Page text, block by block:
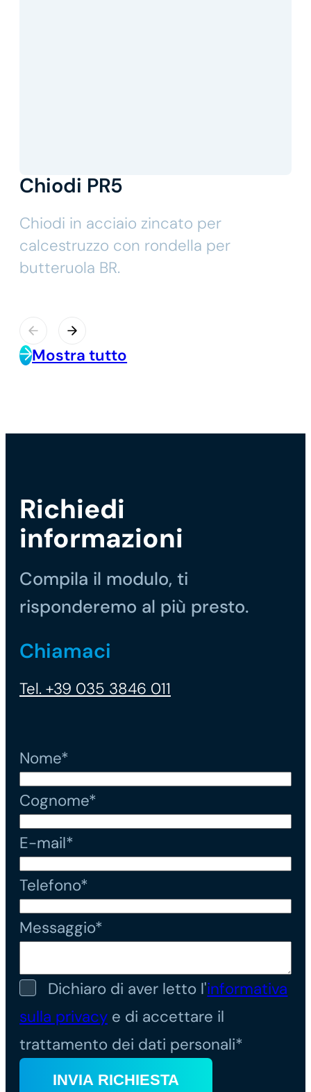
Chiodi PR5
Chiodi in acciaio zincato per
calcestruzzo con rondella per
butteruola BR.
Mostra tutto
Richiedi
informazioni
Compila il modulo, ti
risponderemo al più presto.
Chiamaci
Tel. +39 035 3846 011
Nome*
Cognome*
E-mail*
Telefono*
Messaggio*
Dichiaro di aver letto l'informativa
sulla privacy e di accettare il
trattamento dei dati personali*